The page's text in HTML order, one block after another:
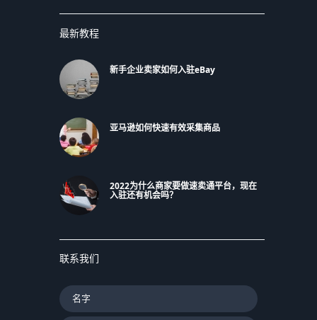
最新教程
新手企业卖家如何入驻eBay
亚马逊如何快速有效采集商品
2022为什么商家要做速卖通平台，现在
入驻还有机会吗？
联系我们